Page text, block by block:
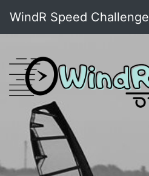
WindR Speed Challenge